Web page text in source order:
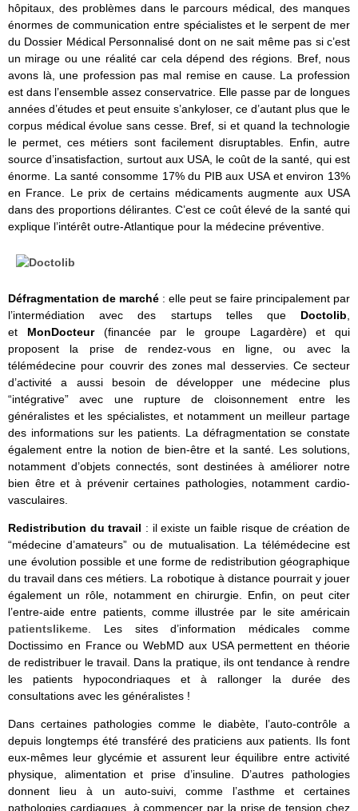
hôpitaux, des problèmes dans le parcours médical, des manques
énormes de communication entre spécialistes et le serpent de mer
du Dossier Médical Personnalisé dont on ne sait même pas si c’est
un mirage ou une réalité car cela dépend des régions. Bref, nous
avons là, une profession pas mal remise en cause. La profession
est dans l’ensemble assez conservatrice. Elle passe par de longues
années d’études et peut ensuite s’ankyloser, ce d’autant plus que le
corpus médical évolue sans cesse. Bref, si et quand la technologie
le permet, ces métiers sont facilement disruptables. Enfin, autre
source d’insatisfaction, surtout aux USA, le coût de la santé, qui est
énorme. La santé consomme 17% du PIB aux USA et environ 13%
en France. Le prix de certains médicaments augmente aux USA
dans des proportions délirantes. C’est ce coût élevé de la santé qui
explique l’intérêt outre-Atlantique pour la médecine préventive.
Défragmentation de marché : elle peut se faire principalement par
l’intermédiation avec des startups telles que Doctolib
et MonDocteur(financée par le groupe Lagardère) et qui
proposent la prise de rendez-vous en ligne, ou avec la
télémédecine pour couvrir des zones mal desservies. Ce secteur
d’activité a aussi besoin de développer une médecine plus
“intégrative” avec une rupture de cloisonnement entre les
généralistes et les spécialistes, et notamment un meilleur partage
des informations sur les patients. La défragmentation se constate
également entre la notion de bien-être et la santé. Les solutions,
notamment d’objets connectés, sont destinées à améliorer notre
bien être et à prévenir certaines pathologies, notamment cardio-
vasculaires.
Redistribution du travail : il existe un faible risque de création de
“médecine d’amateurs” ou de mutualisation. La télémédecine est
une évolution possible et une forme de redistribution géographique
du travail dans ces métiers. La robotique à distance pourrait y jouer
également un rôle, notamment en chirurgie. Enfin, on peut citer
l’entre-aide entre patients, comme illustrée par le site américain
patientslikeme . Les sites d’information médicales comme
Doctissimo en France ou WebMD aux USA permettent en théorie
de redistribuer le travail. Dans la pratique, ils ont tendance à rendre
les patients hypocondriaques et à rallonger la durée des
consultations avec les généralistes !
Dans certaines pathologies comme le diabète, l’auto-contrôle a
depuis longtemps été transféré des praticiens aux patients. Ils font
eux-mêmes leur glycémie et assurent leur équilibre entre activité
physique, alimentation et prise d’insuline. D’autres pathologies
donnent lieu à un auto-suivi, comme l’asthme et certaines
pathologies cardiaques, à commencer par la prise de tension chez